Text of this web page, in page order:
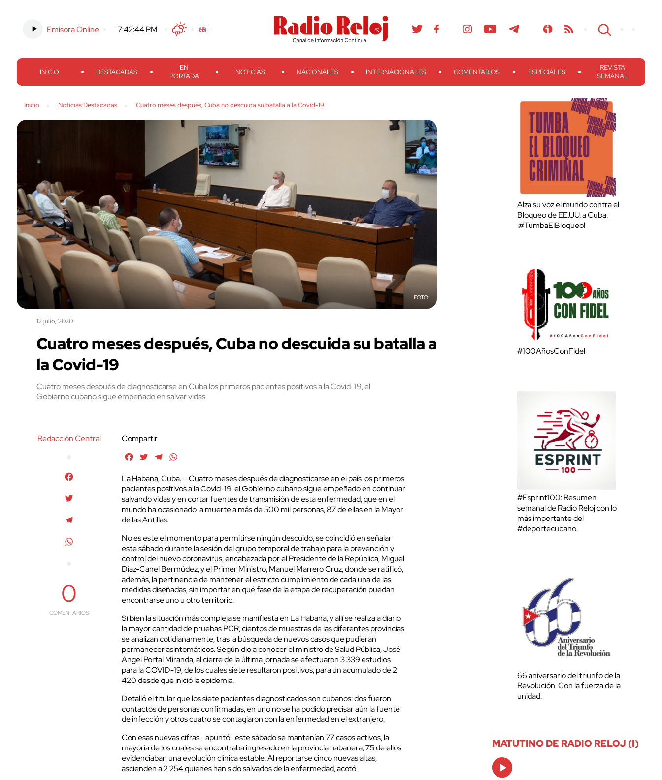
Emisora Online -7:42:45 PM TwitterFacebook
Threads
Instagram TelegramTeveo Ivoox RSS Search
INICIO DESTACADAS
EN
PORTADA
NOTICIAS NACIONALES INTERNACIONALES COMENTARIOS ESPECIALES
REVISTA
SEMANAL
Inicio Noticias Destacadas Cuatro meses después, Cuba no descuida su batalla a la Covid-19
12 julio, 2020
Cuatro meses después, Cuba no descuida su batalla a
la Covid-19
Cuatro meses después de diagnosticarse en Cuba los primeros pacientes positivos a la Covid-19, el
Gobierno cubano sigue empeñado en salvar vidas
Redacción Central
0
COMENTARIOS
Compartir
FacebookTwitterTelegram
La Habana, Cuba. – Cuatro meses después de diagnosticarse en el país los primeros
pacientes positivos a la Covid-19, el Gobierno cubano sigue empeñado en continuar
salvando vidas y en cortar fuentes de transmisión de esta enfermedad, que en el
mundo ha ocasionado la muerte a más de 500 mil personas, 87 de ellas en la Mayor
de las Antillas.
No es este el momento para permitirse ningún descuido, se coincidió en señalar
este sábado durante la sesión del grupo temporal de trabajo para la prevención y
control del nuevo coronavirus, encabezada por el Presidente de la República, Miguel
Díaz-Canel Bermúdez, y el Primer Ministro, Manuel Marrero Cruz, donde se ratificó,
además, la pertinencia de mantener el estricto cumplimiento de cada una de las
medidas diseñadas, sin importar en qué fase de la etapa de recuperación puedan
encontrarse uno u otro territorio.
Si bien la situación más compleja se manifiesta en La Habana, y allí se realiza a diario
la mayor cantidad de pruebas PCR, cientos de muestras de las diferentes provincias
se analizan cotidianamente, tras la búsqueda de nuevos casos que pudieran
permanecer asintomáticos. Según dio a conocer el ministro de Salud Pública, José
Angel Portal Miranda, al cierre de la última jornada se efectuaron 3 339 estudios
para la COVID-19, de los cuales siete resultaron positivos, para un acumulado de 2
420 desde que inició la epidemia.
Detalló el titular que los siete pacientes diagnosticados son cubanos: dos fueron
contactos de personas confirmadas, en uno no se ha podido precisar aún la fuente
de infección y otros cuatro se contagiaron con la enfermedad en el extranjero.
Con esas nuevas cifras –apuntó- este sábado se mantenían 77 casos activos, la
mayoría de los cuales se encontraba ingresado en la provincia habanera; 75 de ellos
evidenciaban una evolución clínica estable. Al reportarse cinco nuevas altas,
ascienden a 2 254 quienes han sido salvados de la enfermedad, acotó.
Alza su voz el mundo contra el
Bloqueo de EE.UU. a Cuba:
¡#TumbaElBloqueo!
#100AñosConFidel
#Esprint100: Resumen
semanal de Radio Reloj con lo
más importante del
#deportecubano.
66 aniversario del triunfo de la
Revolución. Con la fuerza de la
unidad.
MATUTINO DE RADIO RELOJ (I)
Audio
Player